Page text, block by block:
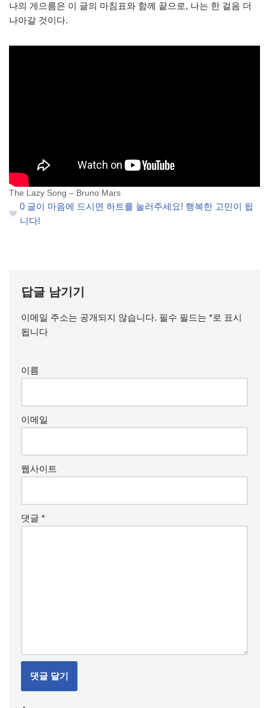
나의 게으름은 이 글의 마침표와 함께 끝으로, 나는 한 걸음 더
나아갈 것이다.
The Lazy Song – Bruno Mars
0 글이 마음에 드시면 하트를 눌러주세요! 행복한 고민이 됩
니다!
답글 남기기
이메일 주소는 공개되지 않습니다. 필수 필드는 *로 표시
됩니다
이름
이메일
웹사이트
댓글 *